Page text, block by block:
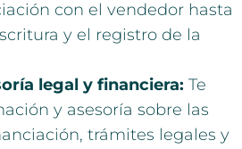
con el vendedor hasta
y el registro de la
legal y financiera: Te
y asesoría sobre las
trámites legales y